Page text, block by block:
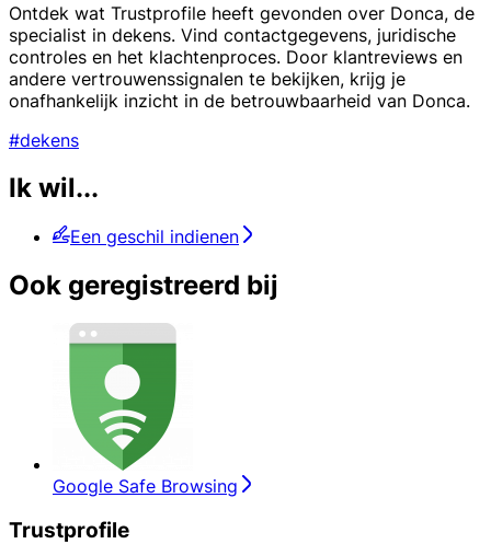
Ontdek wat Trustprofile heeft gevonden over Donca, de
specialist in dekens. Vind contactgegevens, juridische
controles en het klachtenproces. Door klantreviews en
andere vertrouwenssignalen te bekijken, krijg je
onafhankelijk inzicht in de betrouwbaarheid van Donca.
#dekens
Ik wil...
Een geschil indienen
Ook geregistreerd bij
Google Safe Browsing
Trustprofile